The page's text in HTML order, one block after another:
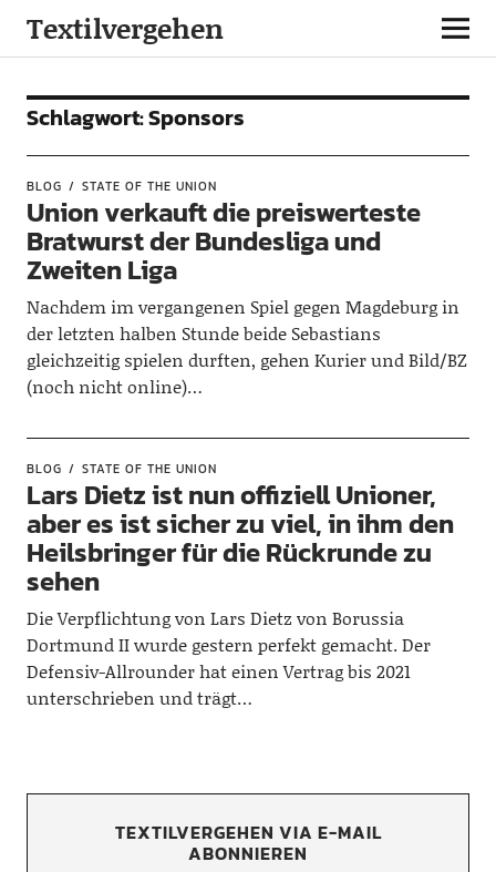
Textilvergehen
Schlagwort:Sponsors
BLOG STATE OF THE UNION
Union verkauft die preiswerteste
Bratwurst der Bundesliga und
Zweiten Liga
Nachdem im vergangenen Spiel gegen Magdeburg in
der letzten halben Stunde beide Sebastians
gleichzeitig spielen durften, gehen Kurier und Bild/BZ
(noch nicht online)…
BLOG STATE OF THE UNION
Lars Dietz ist nun offiziell Unioner,
aber es ist sicher zu viel, in ihm den
Heilsbringer für die Rückrunde zu
sehen
Die Verpflichtung von Lars Dietz von Borussia
Dortmund II wurde gestern perfekt gemacht. Der
Defensiv-Allrounder hat einen Vertrag bis 2021
unterschrieben und trägt…
TEXTILVERGEHEN VIA E-MAIL
ABONNIEREN